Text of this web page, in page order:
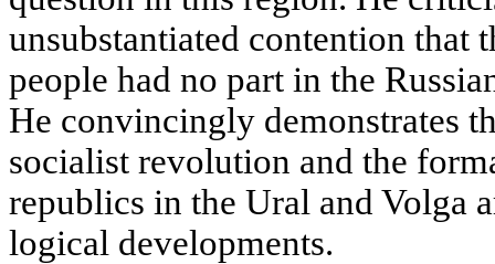
unsubstantiated contention that
people had no part in the
He convincingly demonstrates
socialist revolution and the
republics in the Ural and Volga
logical developments.